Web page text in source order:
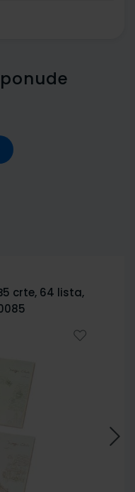
crte, 64 lista,